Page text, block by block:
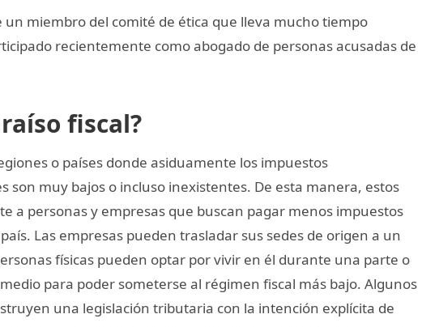
un miembro del comité de ética que lleva mucho tiempo
recientemente como abogado de personas acusadas de
fiscal?
o países donde asiduamente los impuestos
son muy bajos o incluso inexistentes. De esta manera, estos
a personas y empresas que buscan pagar menos impuestos
Las empresas pueden trasladar sus sedes de origen a un
físicas pueden optar por vivir en él durante una parte o
para poder someterse al régimen fiscal más bajo. Algunos
una legislación tributaria con la intención explícita de